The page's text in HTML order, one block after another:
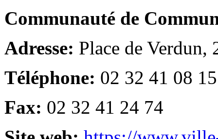
Communauté de
Adresse: Place de Verdun,
Téléphone: 02 32 41 08 15
Fax: 02 32 41 24 74